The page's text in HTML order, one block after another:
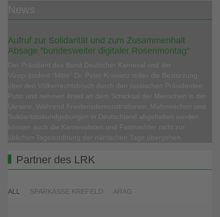
Aufruf zur Solidarität und zum Zusammenhalt
Absage “bundesweiter digitaler Rosenmontag“
Partner des LRK
ALL SPARKASSE KREFELD ARAG